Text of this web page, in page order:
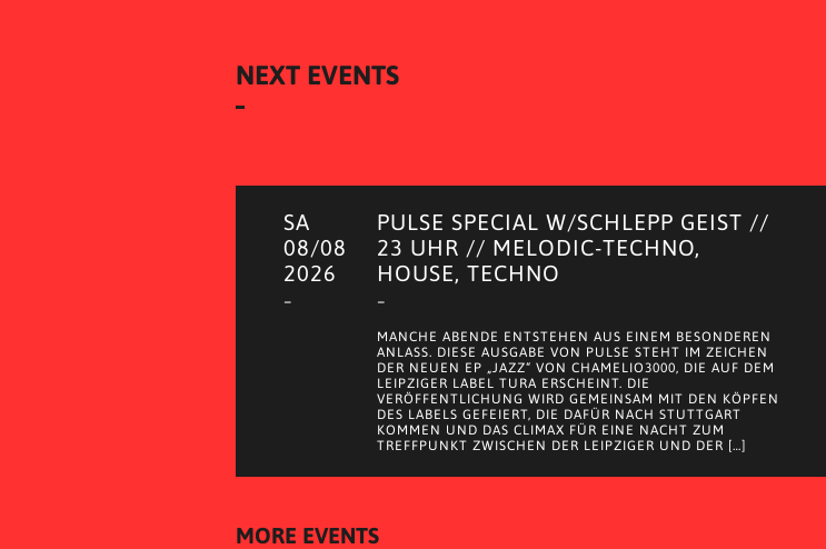
NEXT EVENTS
SA
08/08
2026
–
PULSE SPECIAL W/SCHLEPP GEIST //
23 UHR // MELODIC-TECHNO,
HOUSE, TECHNO
–
MANCHE ABENDE ENTSTEHEN AUS EINEM BESONDEREN
ANLASS. DIESE AUSGABE VON PULSE STEHT IM ZEICHEN
DER NEUEN EP „JAZZ“ VON CHAMELIO3000, DIE AUF DEM
LEIPZIGER LABEL TURA ERSCHEINT. DIE
VERÖFFENTLICHUNG WIRD GEMEINSAM MIT DEN KÖPFEN
DES LABELS GEFEIERT, DIE DAFÜR NACH STUTTGART
KOMMEN UND DAS CLIMAX FÜR EINE NACHT ZUM
TREFFPUNKT ZWISCHEN DER LEIPZIGER UND DER […]
MORE EVENTS